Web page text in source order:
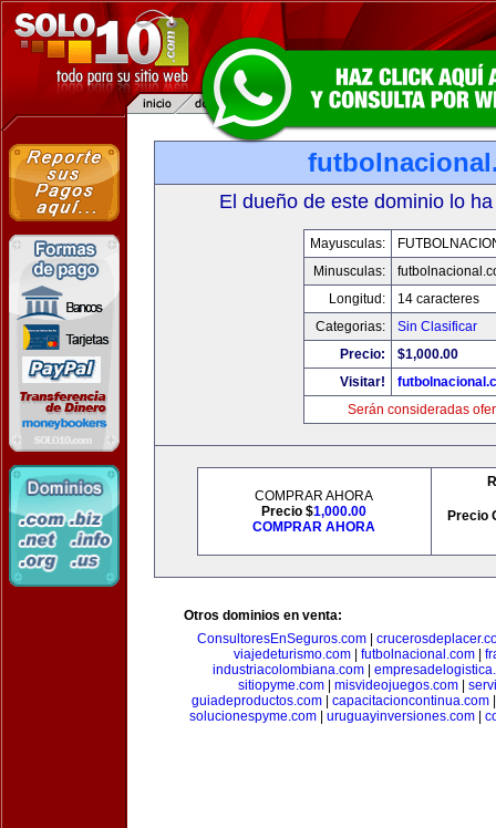
El dueño de este dominio lo
Mayusculas:
Minusculas:
Longitud:
14 caracteres
Categorias:
Sin Clasificar
Precio:
$1,000.00
Visitar!
Serán consideradas
COMPRAR AHORA
Precio $1,000.00
COMPRAR AHORA
Precio
Otros dominios en venta:
ConsultoresEnSeguros.com|
viajedeturismo.com| futbolnacional.com|
industriacolombiana.com|
sitiopyme.com| misvideojuegos.com|
guiadeproductos.com| capacitacioncontinua.com
solucionespyme.com
uruguayinversiones.com